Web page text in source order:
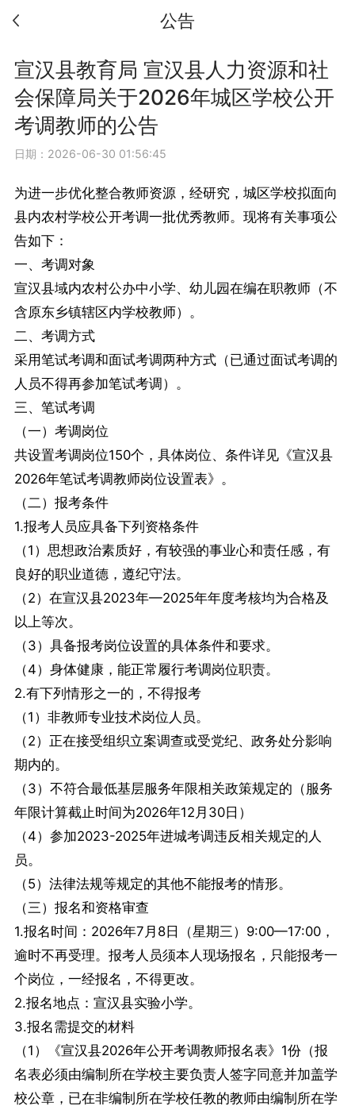
公告
宣汉县教育局 宣汉县人力资源和社
会保障局关于2026年城区学校公开
考调教师的公告
日期：2026-06-30 01:56:45
为进一步优化整合教师资源，经研究，城区学校拟面向
县内农村学校公开考调一批优秀教师。现将有关事项公
告如下：
一、考调对象
宣汉县域内农村公办中小学、幼儿园在编在职教师（不
含原东乡镇辖区内学校教师）。
二、考调方式
采用笔试考调和面试考调两种方式（已通过面试考调的
人员不得再参加笔试考调）。
三、笔试考调
（一）考调岗位
共设置考调岗位150个，具体岗位、条件详见《宣汉县
2026年笔试考调教师岗位设置表》。
（二）报考条件
1.报考人员应具备下列资格条件
（1）思想政治素质好，有较强的事业心和责任感，有
良好的职业道德，遵纪守法。
（2）在宣汉县2023年—2025年年度考核均为合格及
以上等次。
（3）具备报考岗位设置的具体条件和要求。
（4）身体健康，能正常履行考调岗位职责。
2.有下列情形之一的，不得报考
（1）非教师专业技术岗位人员。
（2）正在接受组织立案调查或受党纪、政务处分影响
期内的。
（3）不符合最低基层服务年限相关政策规定的（服务
年限计算截止时间为2026年12月30日）
（4）参加2023-2025年进城考调违反相关规定的人
员。
（5）法律法规等规定的其他不能报考的情形。
（三）报名和资格审查
1.报名时间：2026年7月8日（星期三）9:00—17:00，
逾时不再受理。报考人员须本人现场报名，只能报考一
个岗位，一经报名，不得更改。
2.报名地点：宣汉县实验小学。
3.报名需提交的材料
（1）《宣汉县2026年公开考调教师报名表》1份（报
名表必须由编制所在学校主要负责人签字同意并加盖学
校公章，已在非编制所在学校任教的教师由编制所在学